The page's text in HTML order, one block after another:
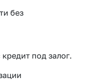
без
под залог.